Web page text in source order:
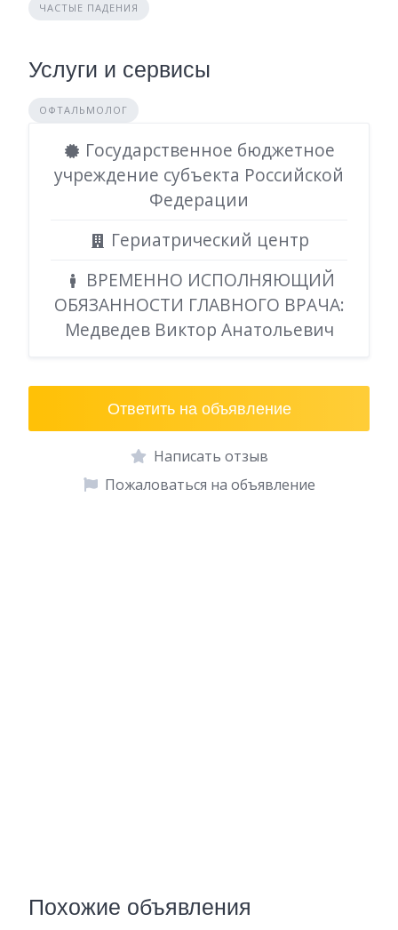
ЧАСТЫЕ ПАДЕНИЯ
Услуги и сервисы
ОФТАЛЬМОЛОГ
Государственное бюджетное
учреждение субъекта Российской
Федерации
Гериатрический центр
ВРЕМЕННО ИСПОЛНЯЮЩИЙ
ОБЯЗАННОСТИ ГЛАВНОГО ВРАЧА:
Медведев Виктор Анатольевич
Ответить на объявление
Написать отзыв
Пожаловаться на объявление
Похожие объявления